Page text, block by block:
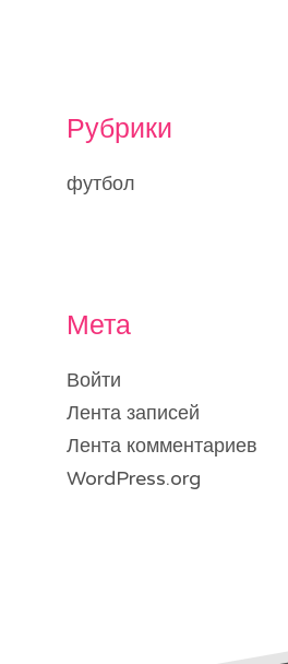
Рубрики
футбол
Мета
Войти
Лента записей
Лента комментариев
WordPress.org